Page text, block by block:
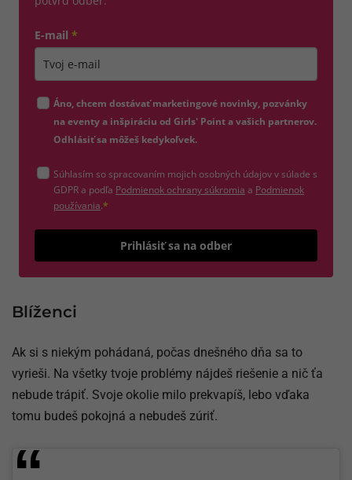
E-mail *
Áno, chcem dostávať marketingové novinky, pozvánky
na eventy a inšpiráciu od Girls' Point a vašich partnerov.
Odhlásiť sa môžeš kedykoľvek.
Súhlasím so spracovaním mojich osobných údajov v súlade s
GDPR a podľa Podmienok ochrany súkromia (otvorí sa v novom okne)
a Podmienok
používania(otvorí sa v novom okne)
.*
Prihlásiť sa na odber
Blíženci
Ak si s niekým pohádaná, počas dnešného dňa sa to
vyrieši. Na všetky tvoje problémy nájdeš riešenie a nič ťa
nebude trápiť. Svoje okolie milo prekvapíš, lebo vďaka
tomu budeš pokojná a nebudeš zúriť.